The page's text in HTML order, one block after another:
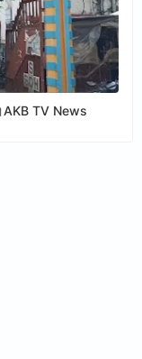
TV News